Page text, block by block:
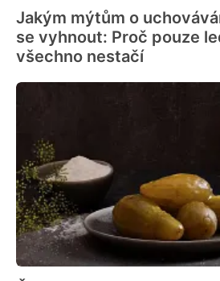
Jakým mýtům o
se vyhnout: Proč pouze
všechno nestačí